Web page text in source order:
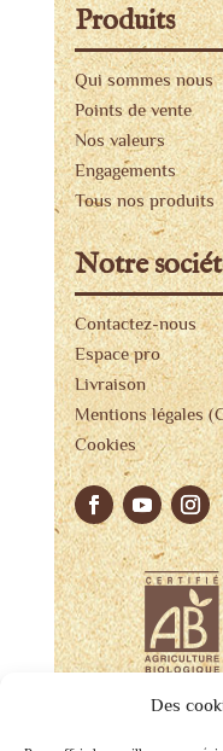
Des
Produits
Qui sommes nous
Points de vente
Nos valeurs
Engagements
Tous nos produits
Notre
Contactez-nous
Espace pro
Livraison
Mentions légales
Cookies